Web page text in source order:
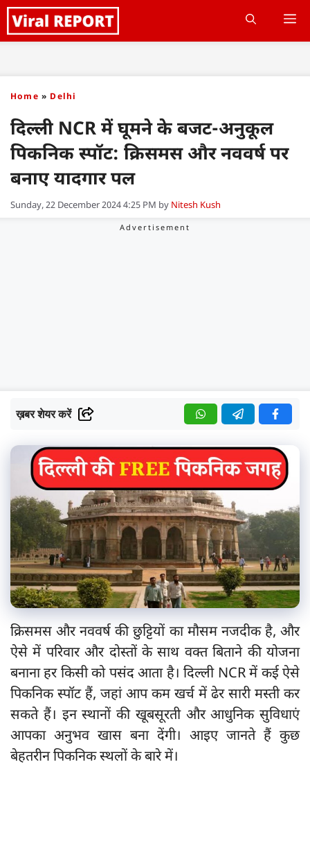
Skip
to
Home » Delhi
दिल्ली NCR में घूमने के बजट-अनुकूल
पिकनिक स्पॉट: क्रिसमस और नववर्ष पर
बनाए यादगार पल
Sunday, 22 December 2024 4:25 PM by Nitesh Kush
ख़बर शेयर करें
क्रिसमस और नववर्ष की छुट्टियों का मौसम नजदीक है, और
ऐसे में परिवार और दोस्तों के साथ वक्त बिताने की योजना
बनाना हर किसी को पसंद आता है। दिल्ली NCR में कई ऐसे
पिकनिक स्पॉट हैं, जहां आप कम खर्च में ढेर सारी मस्ती कर
सकते हैं। इन स्थानों की खूबसूरती और आधुनिक सुविधाएं
आपका अनुभव खास बना देंगी। आइए जानते हैं कुछ
बेहतरीन पिकनिक स्थलों के बारे में।